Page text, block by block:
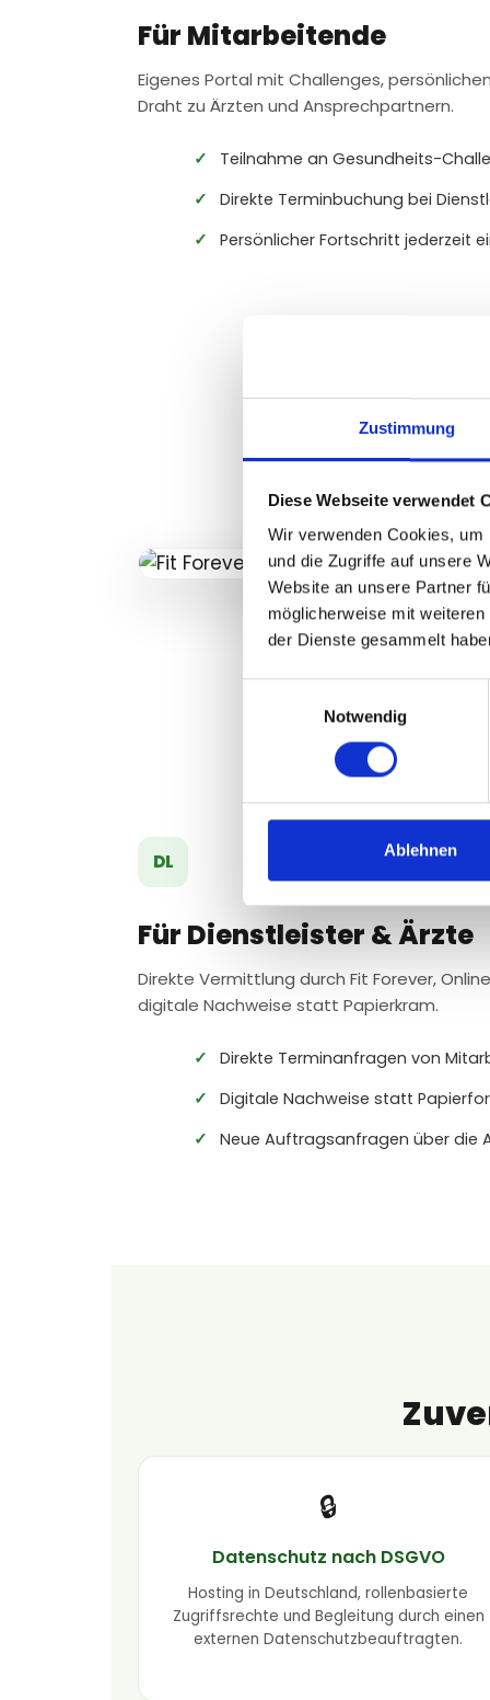
Zustimmung
Diese Webseite verwendet
Wir verwenden Cookies,
und die Zugriffe auf unsere
Website an unsere Partner
möglicherweise mit
der Dienste gesammelt
Notwendig
Ablehnen
Für Mitarbeitende
Eigenes Portal mit Challenges,
Draht zu Ärzten und Ansprechpartnern.
Teilnahme an Gesundheits-
Direkte Terminbuchung bei
Persönlicher Fortschritt jederzeit
DL
Für Dienstleister & Ärzte
Direkte Vermittlung durch Fit Forever,
digitale Nachweise statt Papierkram.
Direkte Terminanfragen von
Digitale Nachweise statt
Neue Auftragsanfragen über die
🔒
Datenschutz nach DSGVO
Hosting in Deutschland, rollenbasierte
Zugriffsrechte und Begleitung durch einen
externen Datenschutzbeauftragten.